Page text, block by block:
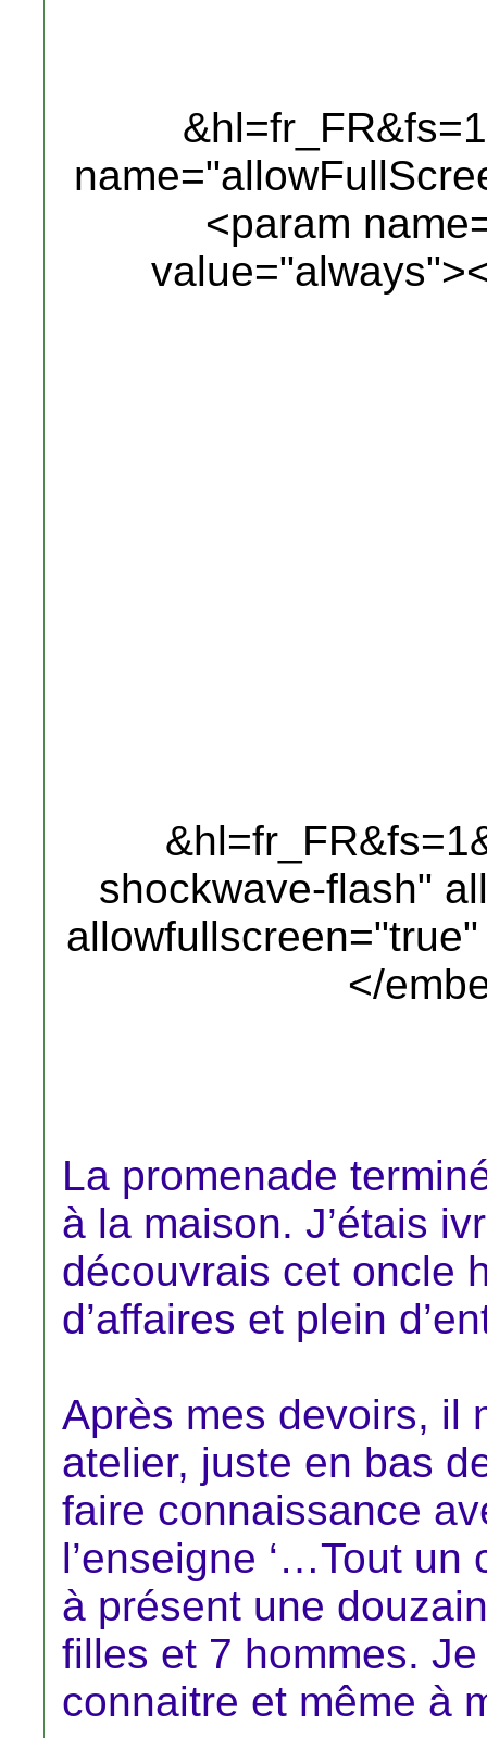
<param
shockwave-flash"
</
La promenade
à la maison. J’étais
découvrais cet oncle
d’affaires et plein
Après mes devoirs, il
atelier, juste en bas
faire connaissance
l’enseigne ‘…Tout
à présent une
filles et 7 hommes.
connaitre et même à